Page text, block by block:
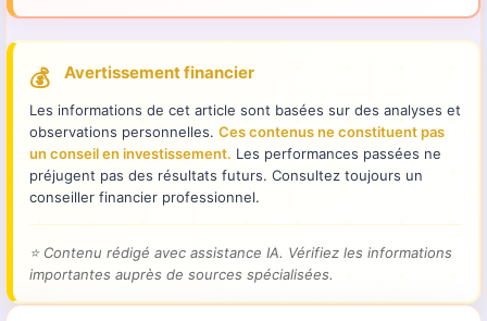
💰 Avertissement financier
Les informations de cet article sont basées sur des analyses et
observations personnelles. Ces contenus ne constituent pas
un conseil en investissement. Les performances passées ne
préjugent pas des résultats futurs. Consultez toujours un
conseiller financier professionnel.
⭐ Contenu rédigé avec assistance IA. Vérifiez les informations
importantes auprès de sources spécialisées.